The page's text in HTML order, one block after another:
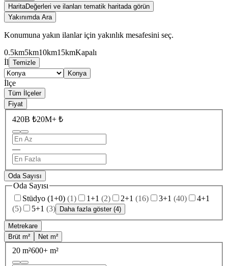
HaritaDeğerleri ve ilanları tematik haritada görün
Yakınımda Ara
Konumuna yakın ilanlar için yakınlık mesafesini seç.
0.5km5km10km15kmKapalı
İl Temizle
Konya
İlçe
Tüm İlçeler
Fiyat
420B ₺20M+ ₺
—
Oda Sayısı
Oda Sayısı
Stüdyo (1+0) (1) 1+1 (2) 2+1 (16) 3+1 (40)
4+1
(5) 5+1 (3) Daha fazla göster (4)
Metrekare
Brüt m²
Net m²
20 m²600+ m²